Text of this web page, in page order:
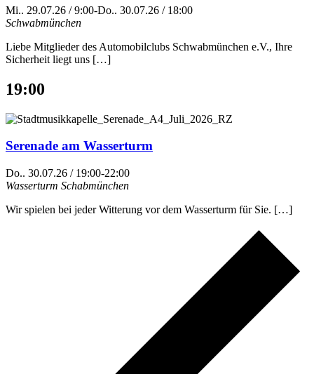
Mi.. 29.07.26 / 9:00-Do.. 30.07.26 / 18:00
Schwabmünchen
Liebe Mitglieder des Automobilclubs Schwabmünchen e.V., Ihre
Sicherheit liegt uns […]
19:00
Serenade am Wasserturm
Do.. 30.07.26 / 19:00-22:00
Wasserturm Schabmünchen
Wir spielen bei jeder Witterung vor dem Wasserturm für Sie. […]